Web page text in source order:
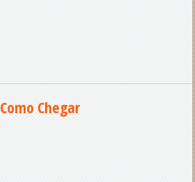
Como Chegar